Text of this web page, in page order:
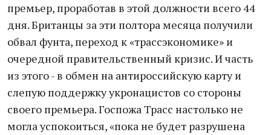
премьер, проработав в этой должности всего 44
дня. Британцы за эти полтора месяца получили
обвал фунта, переход к «трассэкономике» и
очередной правительственный кризис. И часть
из этого - в обмен на антироссийскую карту и
слепую поддержку укронацистов со стороны
своего премьера. Госпожа Трасс настолько не
могла успокоиться, «пока не будет разрушена